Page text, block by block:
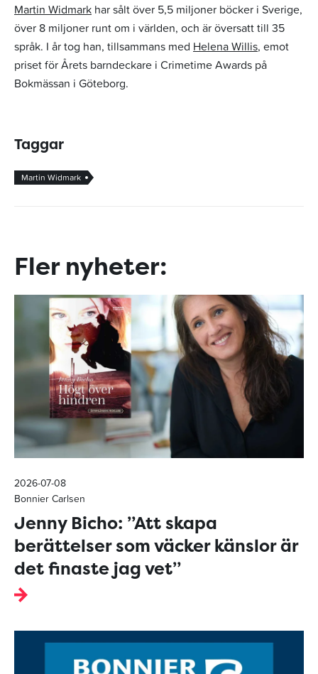
Martin Widmark har sålt över 5,5 miljoner böcker i Sverige,
över 8 miljoner runt om i världen, och är översatt till 35
språk. I år tog han, tillsammans med Helena Willis, emot
priset för Årets barndeckare i Crimetime Awards på
Bokmässan i Göteborg.
Taggar
Martin Widmark
Fler nyheter:
2026-07-08
Bonnier Carlsen
Jenny Bicho: ”Att skapa
berättelser som väcker känslor är
det finaste jag vet”